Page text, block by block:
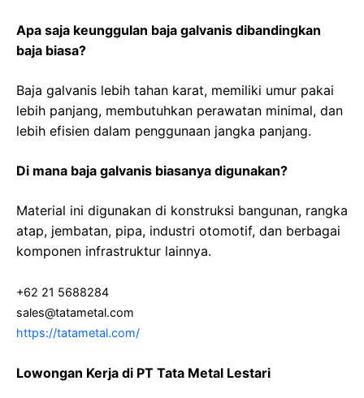
Apa saja keunggulan baja galvanis dibandingkan
baja biasa?
Baja galvanis lebih tahan karat, memiliki umur pakai
lebih panjang, membutuhkan perawatan minimal, dan
lebih efisien dalam penggunaan jangka panjang.
Di mana baja galvanis biasanya digunakan?
Material ini digunakan di konstruksi bangunan, rangka
atap, jembatan, pipa, industri otomotif, dan berbagai
komponen infrastruktur lainnya.
+62 21 5688284
sales@tatametal.com
https://tatametal.com/
Lowongan Kerja di PT Tata Metal Lestari